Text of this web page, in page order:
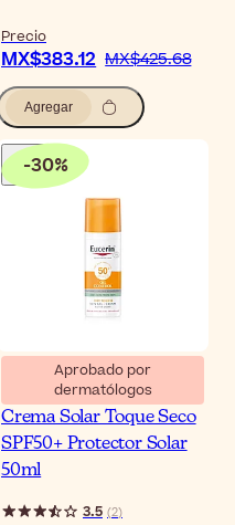
Precio
MX$383.12 MX$425.68
Agregar
-30%
Aprobado por
dermatólogos
Eucerin Oil Control Gel-
Crema Solar Toque Seco
SPF50+ Protector Solar
50ml
3.5 (2)